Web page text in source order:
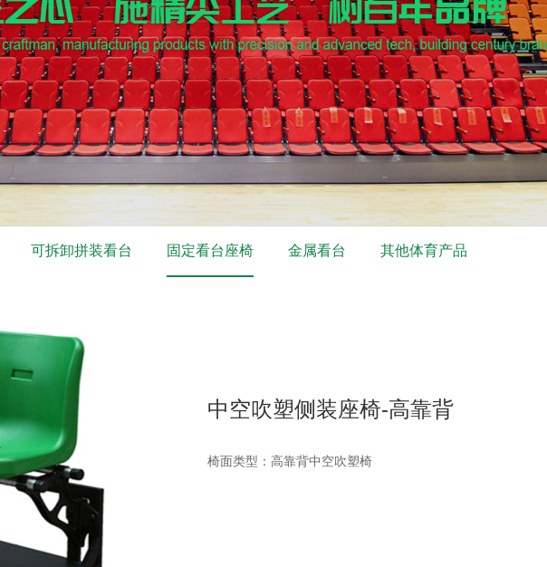
可拆卸拼装看台 固定看台座椅 金属看台 其他体育产品
中空吹塑侧装座椅-高靠背
椅面类型：高靠背中空吹塑椅